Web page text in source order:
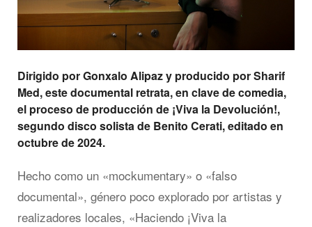
Dirigido por Gonxalo Alipaz y producido por Sharif
Med, este documental retrata, en clave de comedia,
el proceso de producción de ¡Viva la Devolución!,
segundo disco solista de Benito Cerati, editado en
octubre de 2024.
Hecho como un «mockumentary» o «falso
documental», género poco explorado por artistas y
realizadores locales, «Haciendo ¡Viva la